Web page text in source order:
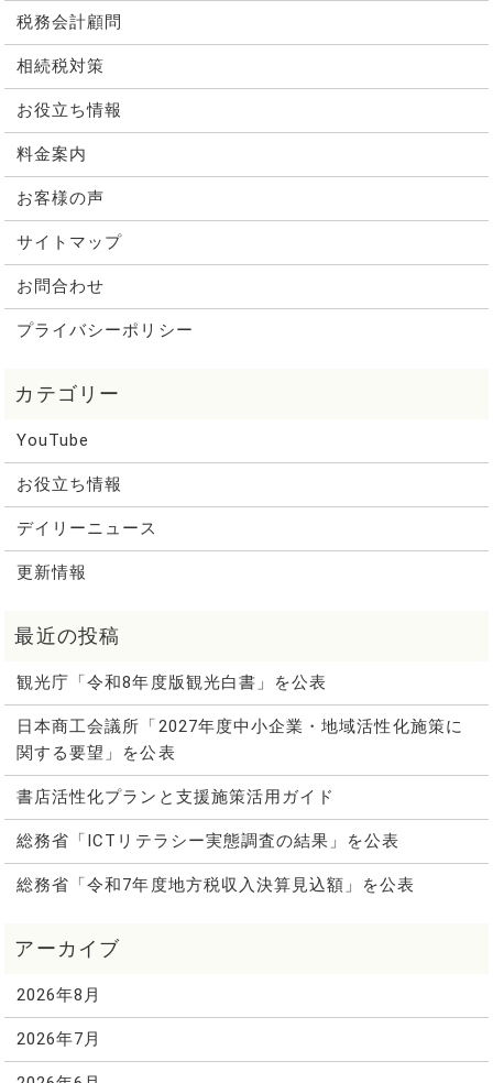
税務会計顧問
相続税対策
お役立ち情報
料金案内
お客様の声
サイトマップ
お問合わせ
プライバシーポリシー
YouTube
お役立ち情報
デイリーニュース
更新情報
観光庁「令和8年度版観光白書」を公表
日本商工会議所「2027年度中小企業・地域活性化施策に
関する要望」を公表
書店活性化プランと支援施策活用ガイド
総務省「ICTリテラシー実態調査の結果」を公表
総務省「令和7年度地方税収入決算見込額」を公表
2026年8月
2026年7月